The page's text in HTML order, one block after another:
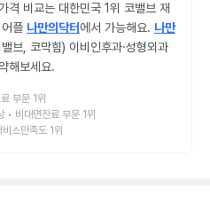
격 비교는 대한민국 1위 코밸브 재
플 나만의닥터에서 가능해요. 나만
브, 코막힘) 이비인후과·성형외과
해보세요.
부문 1위
비대면진료 부문 1위
스만족도 1위